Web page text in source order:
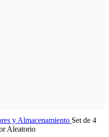
y Almacenamiento Set de 4
Aleatorio